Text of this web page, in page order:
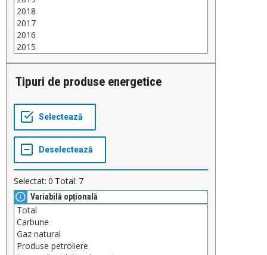
Tipuri de produse energetice
Selectat: 0 Total: 7
Variabilă opțională